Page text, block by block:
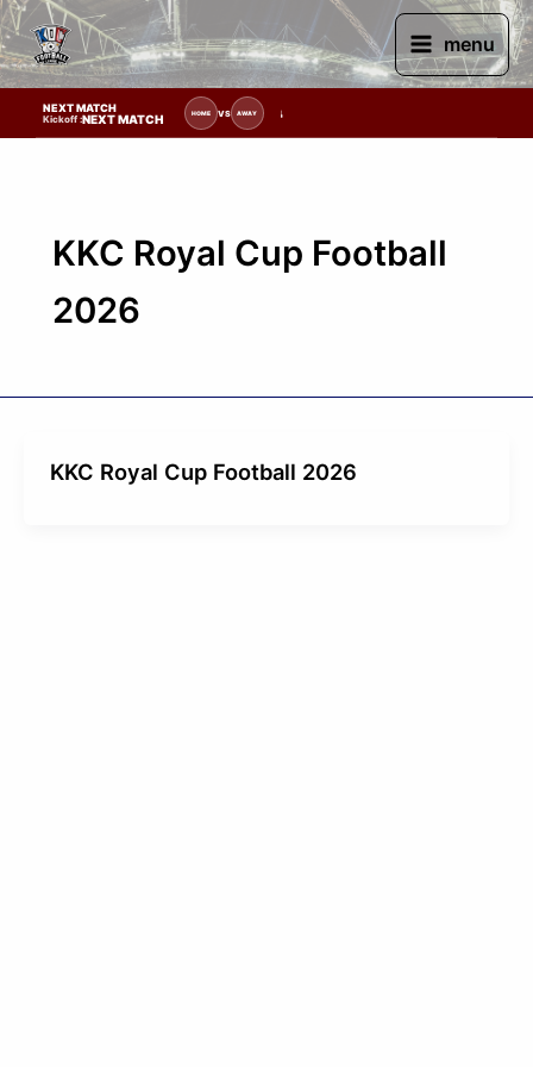
Skip
to
content
menu
NEXT MATCH
Kickoff :NEXT MATCH HOME VS AWAY
รายการแข่งขัน | รอระบุวันแข่งขัน | รอข้อมูลทีมแข่งขัน
KKC Royal Cup Football
2026
KKC Royal Cup Football 2026